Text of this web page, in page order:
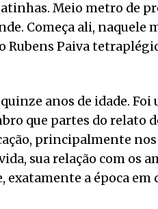
Meio metro de
Começa ali, naquele
Paiva
anos de idade. Foi
que partes do relato
principalmente nos
sua relação com os
a época em